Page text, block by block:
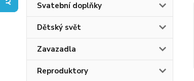
Svatební doplňky
Dětský svět
Zavazadla
Reproduktory